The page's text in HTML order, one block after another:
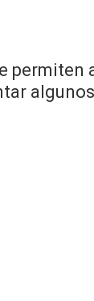
permiten